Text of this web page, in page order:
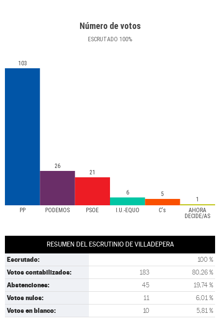
Número de votos
ESCRUTADO 100%
PP PODEMOS PSOE I.U.-EQUO C's
AHORA
DECIDE/AS
103
26
21
6 5
1
RESUMEN DEL ESCRUTINIO DE VILLADEPERA
Escrutado: 100 %
Votos contabilizados: 183 80,26 %
Abstenciones: 45 19,74 %
Votos nulos: 11 6,01 %
Votos en blanco: 10 5,81 %